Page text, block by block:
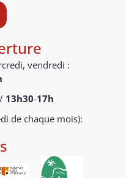
vendredi :
/ 13h30-17h
de chaque mois):